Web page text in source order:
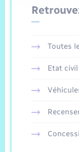
Toutes
Etat civil